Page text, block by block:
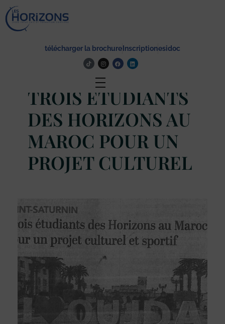
télécharger la brochure Inscriptionesidoc
TROIS ETUDIANTS
DES HORIZONS AU
MAROC POUR UN
PROJET CULTUREL